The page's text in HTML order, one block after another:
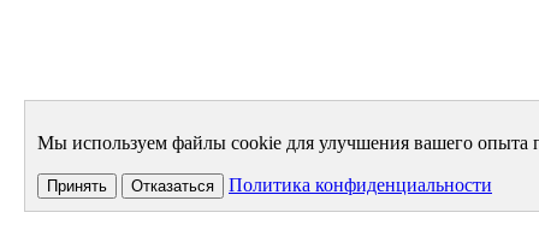
Мы используем файлы cookie для улучшения вашего опыта
Принять Отказаться Политика конфиденциальности